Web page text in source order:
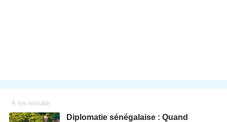
À lire ensuite
Diplomatie sénégalaise : Quand